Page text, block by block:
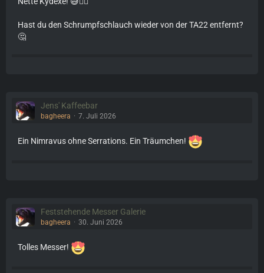
Hast du den Schrumpfschlauch wieder von der TA22 entfernt?
🤔
Jens' Kaffeebar
bagheera 7. Juli 2026
Ein Nimravus ohne Serrations. Ein Träumchen!
Feststehende Messer Galerie
bagheera 30. Juni 2026
Tolles Messer!